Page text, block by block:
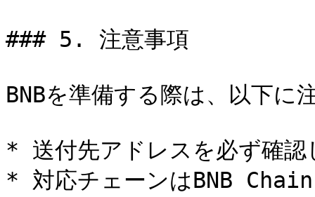
### 5. 注意事項
BNBを準備する際は、以下に
* 送付先アドレスを必ず確認
* 対応チェーンはBNB Chain